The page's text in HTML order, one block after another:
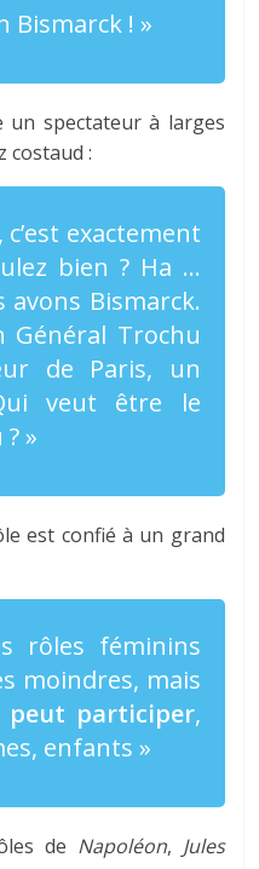
Bismarck ! »
un spectateur à larges
costaud :
exactement
bien ? Ha …
avons Bismarck.
Général Trochu
de Paris, un
veut être le
? »
est confié à un grand
rôles féminins
moindres, mais
participer,
enfants »
de Napoléon, Jules